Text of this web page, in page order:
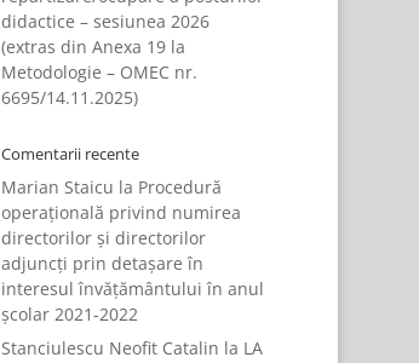
didactice – sesiunea 2026
(extras din Anexa 19 la
Metodologie – OMEC nr.
6695/14.11.2025)
Comentarii recente
Marian Staicu la Procedură
operațională privind numirea
directorilor și directorilor
adjuncți prin detașare în
interesul învățământului în anul
școlar 2021-2022
Stanciulescu Neofit Catalin la LA